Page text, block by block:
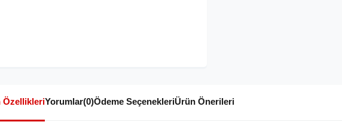
ÖzellikleriYorumlar(0)Ödeme SeçenekleriÜrün Önerileri